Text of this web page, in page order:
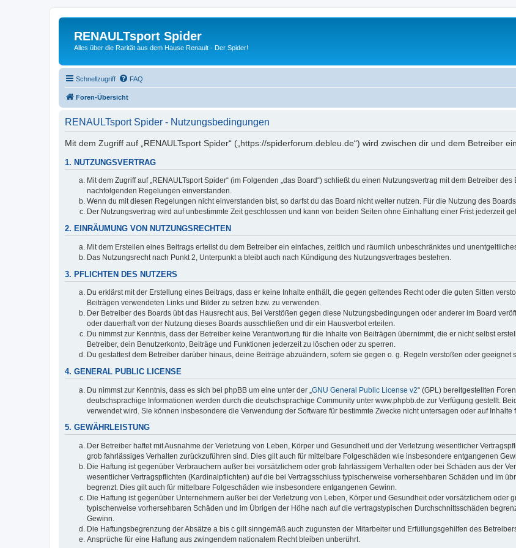
RENAULTsport Spider
Alles über die Rarität aus dem Hause Renault - Der Spider!
Schnellzugriff FAQ
Foren-Übersicht
RENAULTsport Spider - Nutzungsbedingungen
Mit dem Zugriff auf „RENAULTsport Spider“ („https://spiderforum.debleu.de“) wird zwischen dir und dem Betreiber
1. NUTZUNGSVERTRAG
Mit dem Zugriff auf „RENAULTsport Spider“ (im Folgenden „das Board“) schließt du einen Nutzungsvertrag mit dem Betreiber
nachfolgenden Regelungen einverstanden.
Wenn du mit diesen Regelungen nicht einverstanden bist, so darfst du das Board nicht weiter nutzen. Für die Nutzung des
Der Nutzungsvertrag wird auf unbestimmte Zeit geschlossen und kann von beiden Seiten ohne Einhaltung einer Frist jederzeit
2. EINRÄUMUNG VON NUTZUNGSRECHTEN
Mit dem Erstellen eines Beitrags erteilst du dem Betreiber ein einfaches, zeitlich und räumlich unbeschränktes und
Das Nutzungsrecht nach Punkt 2, Unterpunkt a bleibt auch nach Kündigung des Nutzungsvertrages bestehen.
3. PFLICHTEN DES NUTZERS
Du erklärst mit der Erstellung eines Beitrags, dass er keine Inhalte enthält, die gegen geltendes Recht oder die guten Sitten
Beiträgen verwendeten Links und Bilder zu setzen bzw. zu verwenden.
Der Betreiber des Boards übt das Hausrecht aus. Bei Verstößen gegen diese Nutzungsbedingungen oder anderer im Board
oder dauerhaft von der Nutzung dieses Boards ausschließen und dir ein Hausverbot erteilen.
Du nimmst zur Kenntnis, dass der Betreiber keine Verantwortung für die Inhalte von Beiträgen übernimmt, die er nicht selbst
Betreiber, dein Benutzerkonto, Beiträge und Funktionen jederzeit zu löschen oder zu sperren.
Du gestattest dem Betreiber darüber hinaus, deine Beiträge abzuändern, sofern sie gegen o. g. Regeln verstoßen oder
4. GENERAL PUBLIC LICENSE
Du nimmst zur Kenntnis, dass es sich bei phpBB um eine unter der „ GNU General Public License v2“ (GPL) bereitgestellten
deutschsprachige Informationen werden durch die deutschsprachige Community unter www.phpbb.de zur Verfügung gestellt.
verwendet wird. Sie können insbesondere die Verwendung der Software für bestimmte Zwecke nicht untersagen oder auf Inhalte
5. GEWÄHRLEISTUNG
Der Betreiber haftet mit Ausnahme der Verletzung von Leben, Körper und Gesundheit und der Verletzung wesentlicher
grob fahrlässiges Verhalten zurückzuführen sind. Dies gilt auch für mittelbare Folgeschäden wie insbesondere entgangenen
Die Haftung ist gegenüber Verbrauchern außer bei vorsätzlichem oder grob fahrlässigem Verhalten oder bei Schäden aus der
wesentlicher Vertragspflichten (Kardinalpflichten) auf die bei Vertragsschluss typischerweise vorhersehbaren Schäden und im
begrenzt. Dies gilt auch für mittelbare Folgeschäden wie insbesondere entgangenen Gewinn.
Die Haftung ist gegenüber Unternehmern außer bei der Verletzung von Leben, Körper und Gesundheit oder vorsätzlichem oder
typischerweise vorhersehbaren Schäden und im Übrigen der Höhe nach auf die vertragstypischen Durchschnittsschäden
Gewinn.
Die Haftungsbegrenzung der Absätze a bis c gilt sinngemäß auch zugunsten der Mitarbeiter und Erfüllungsgehilfen des
Ansprüche für eine Haftung aus zwingendem nationalem Recht bleiben unberührt.